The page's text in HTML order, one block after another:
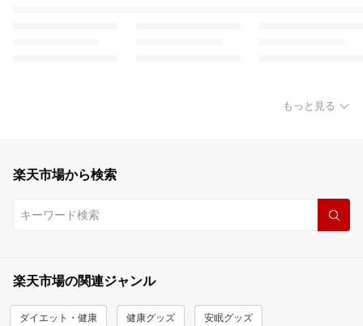
もっと見る
楽天市場から検索
楽天市場の関連ジャンル
ダイエット・健康 健康グッズ 安眠グッズ